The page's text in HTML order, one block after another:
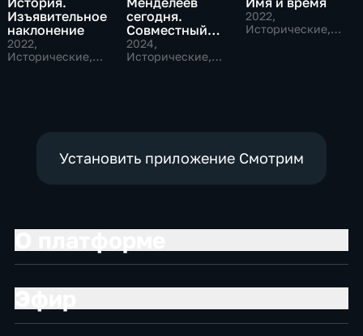
Изъявительное
наклонение
2022,
Исторические,
сегодня.
Совместный
проект с
Фестивалем
2024,
Исторические,
2022,
Исторические,
Установить приложение Смотрим